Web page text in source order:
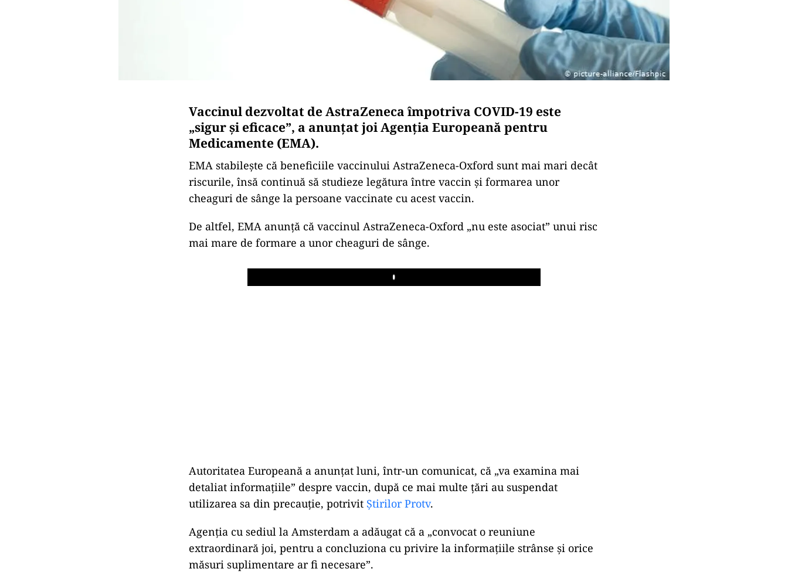
Vaccinul dezvoltat de AstraZeneca împotriva COVID-19 este
„sigur şi eficace”, a anunţat joi Agenţia Europeană pentru
Medicamente (EMA).
EMA stabileşte că beneficiile vaccinului AstraZeneca-Oxford sunt mai mari decât
riscurile, însă continuă să studieze legătura între vaccin şi formarea unor
cheaguri de sânge la persoane vaccinate cu acest vaccin.
De altfel, EMA anunţă că vaccinul AstraZeneca-Oxford „nu este asociat” unui risc
mai mare de formare a unor cheaguri de sânge.
Play
Autoritatea Europeană a anunţat luni, într-un comunicat, că „va examina mai
detaliat informaţiile” despre vaccin, după ce mai multe ţări au suspendat
utilizarea sa din precauţie, potrivit Știrilor Protv.
Agenţia cu sediul la Amsterdam a adăugat că a „convocat o reuniune
extraordinară joi, pentru a concluziona cu privire la informaţiile strânse şi orice
măsuri suplimentare ar fi necesare”.